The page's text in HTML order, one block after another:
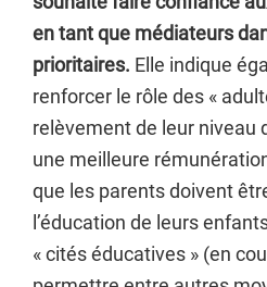
en tant que médiateurs
prioritaires. Elle indique
renforcer le rôle des «
relèvement de leur niveau
une meilleure
que les parents doivent
l’éducation de leurs
« cités éducatives » (en